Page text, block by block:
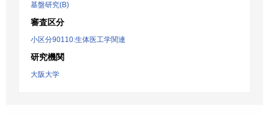
基盤研究(B)
審査区分
小区分90110:生体医工学関連
研究機関
大阪大学